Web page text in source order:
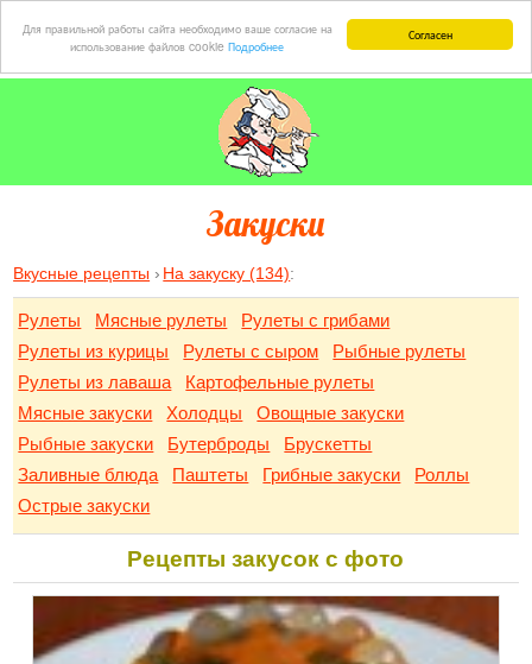
Согласен
Для правильной работы сайта необходимо ваше согласие на
использование файлов cookie Подробнее
Закуски
Вкусные рецепты На закуску (134):
Рулеты Мясные рулеты
Рулеты с грибами
Рулеты из курицы
Рулеты с сыром
Рыбные рулеты
Рулеты из лаваша
Картофельные рулеты
Мясные закуски
Холодцы
Овощные закуски
Рыбные закуски
Бутерброды
Брускетты
Заливные блюда
Паштеты Грибные закуски
Роллы
Острые закуски
Рецепты закусок с фото